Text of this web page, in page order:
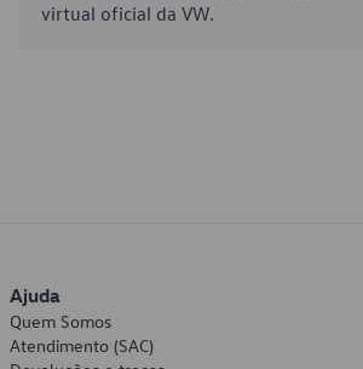
virtual oficial da VW.
Ajuda
Quem Somos
Atendimento (SAC)